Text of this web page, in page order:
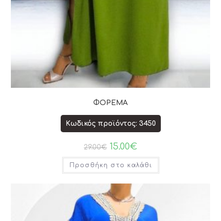
ΦΟΡΕΜΑ
Κωδικός προϊόντος: 3450
29.00€ 15.00€
Προσθήκη στο καλάθι